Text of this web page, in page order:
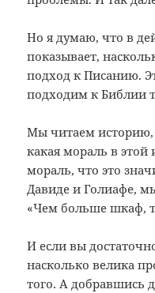
Но я думаю, что в
показывает,
подход к Писанию.
подходим к Библии
Мы читаем историю,
какая мораль в этой
мораль, что это
Давиде и Голиафе,
«Чем больше шкаф,
И если вы
насколько велика
того. А